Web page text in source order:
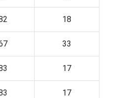
18
33
17
17